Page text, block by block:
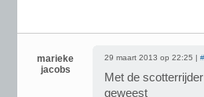
marieke
jacobs
29 maart 2013 op 22:25 |
Met de
geweest